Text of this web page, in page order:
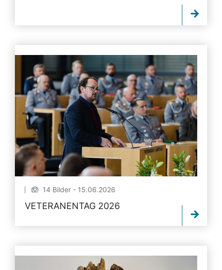
14 Bilder - 15.06.2026
VETERANENTAG 2026